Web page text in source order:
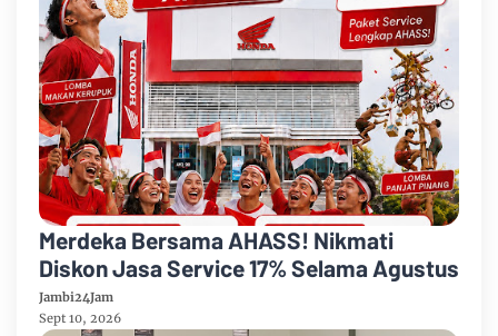
Merdeka Bersama AHASS! Nikmati
Diskon Jasa Service 17% Selama Agustus
Jambi24Jam
Sept 10, 2026